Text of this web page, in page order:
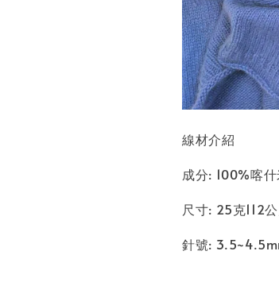
線材介紹
成分: 100%喀
尺寸: 25克112
針號: